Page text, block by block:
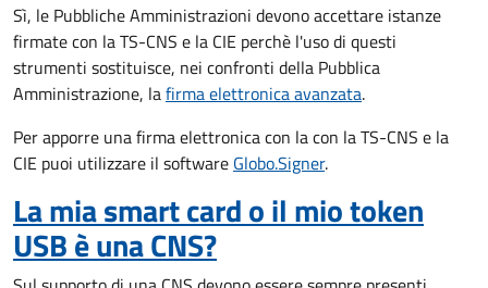
Sì, le Pubbliche Amministrazioni devono accettare istanze
firmate con la TS-CNS e la CIE perchè l'uso di questi
strumenti sostituisce, nei confronti della Pubblica
Amministrazione, lafirma elettronica avanzata.
Per apporre una firma elettronica con la con la TS-CNS e la
CIE puoi utilizzare il software Globo.Signer.
La mia smart card o il mio token
USB è una CNS?